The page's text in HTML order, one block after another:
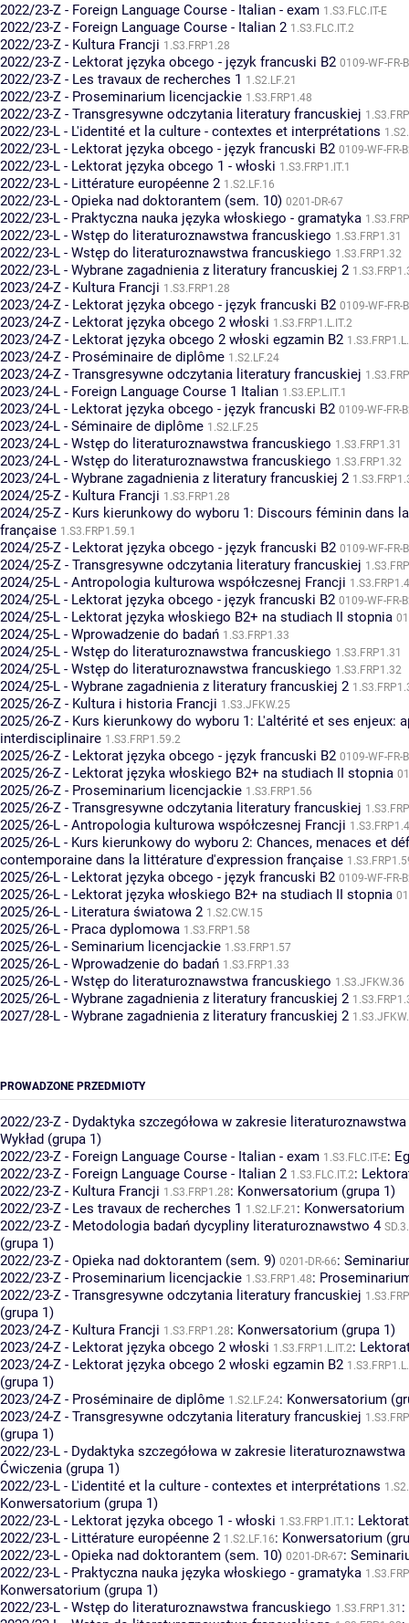
2022/23-Z - Foreign Language Course - Italian - exam 1.S3.FLC.IT-E
2022/23-Z - Foreign Language Course - Italian 2 1.S3.FLC.IT.2
2022/23-Z - Kultura Francji 1.S3.FRP1.28
2022/23-Z - Lektorat języka obcego - język francuski B2 0109-WF-FR-
2022/23-Z - Les travaux de recherches 1 1.S2.LF.21
2022/23-Z - Proseminarium licencjackie 1.S3.FRP1.48
2022/23-Z - Transgresywne odczytania literatury francuskiej
2022/23-L - L'identité et la culture - contextes et interprétations
2022/23-L - Lektorat języka obcego - język francuski B2 0109-WF-FR-
2022/23-L - Lektorat języka obcego 1 - włoski 1.S3.FRP1.IT.1
2022/23-L - Littérature européenne 2 1.S2.LF.16
2022/23-L - Opieka nad doktorantem (sem. 10) 0201-DR-67
2022/23-L - Praktyczna nauka języka włoskiego - gramatyka
2022/23-L - Wstęp do literaturoznawstwa francuskiego 1.S3.FRP1.31
2022/23-L - Wstęp do literaturoznawstwa francuskiego 1.S3.FRP1.32
2022/23-L - Wybrane zagadnienia z literatury francuskiej 2
2023/24-Z - Kultura Francji 1.S3.FRP1.28
2023/24-Z - Lektorat języka obcego - język francuski B2 0109-WF-FR-
2023/24-Z - Lektorat języka obcego 2 włoski 1.S3.FRP1.L.IT.2
2023/24-Z - Lektorat języka obcego 2 włoski egzamin B2
2023/24-Z - Proséminaire de diplôme 1.S2.LF.24
2023/24-Z - Transgresywne odczytania literatury francuskiej
2023/24-L - Foreign Language Course 1 Italian 1.S3.EP.L.IT.1
2023/24-L - Lektorat języka obcego - język francuski B2 0109-WF-FR-
2023/24-L - Séminaire de diplôme 1.S2.LF.25
2023/24-L - Wstęp do literaturoznawstwa francuskiego 1.S3.FRP1.31
2023/24-L - Wstęp do literaturoznawstwa francuskiego 1.S3.FRP1.32
2023/24-L - Wybrane zagadnienia z literatury francuskiej 2
2024/25-Z - Kultura Francji 1.S3.FRP1.28
2024/25-Z - Kurs kierunkowy do wyboru 1: Discours féminin dans
française 1.S3.FRP1.59.1
2024/25-Z - Lektorat języka obcego - język francuski B2 0109-WF-FR-
2024/25-Z - Transgresywne odczytania literatury francuskiej
2024/25-L - Antropologia kulturowa współczesnej Francji
2024/25-L - Lektorat języka obcego - język francuski B2 0109-WF-FR-
2024/25-L - Lektorat języka włoskiego B2+ na studiach II stopnia
2024/25-L - Wprowadzenie do badań 1.S3.FRP1.33
2024/25-L - Wstęp do literaturoznawstwa francuskiego 1.S3.FRP1.31
2024/25-L - Wstęp do literaturoznawstwa francuskiego 1.S3.FRP1.32
2024/25-L - Wybrane zagadnienia z literatury francuskiej 2
2025/26-Z - Kultura i historia Francji 1.S3.JFKW.25
2025/26-Z - Kurs kierunkowy do wyboru 1: L'altérité et ses enjeux:
interdisciplinaire 1.S3.FRP1.59.2
2025/26-Z - Lektorat języka obcego - język francuski B2 0109-WF-FR-
2025/26-Z - Lektorat języka włoskiego B2+ na studiach II stopnia
2025/26-Z - Proseminarium licencjackie 1.S3.FRP1.56
2025/26-Z - Transgresywne odczytania literatury francuskiej
2025/26-L - Antropologia kulturowa współczesnej Francji
2025/26-L - Kurs kierunkowy do wyboru 2: Chances, menaces et
contemporaine dans la littérature d'expression française
2025/26-L - Lektorat języka obcego - język francuski B2 0109-WF-FR-
2025/26-L - Lektorat języka włoskiego B2+ na studiach II stopnia
2025/26-L - Literatura światowa 2 1.S2.CW.15
2025/26-L - Praca dyplomowa 1.S3.FRP1.58
2025/26-L - Seminarium licencjackie 1.S3.FRP1.57
2025/26-L - Wprowadzenie do badań 1.S3.FRP1.33
2025/26-L - Wstęp do literaturoznawstwa francuskiego 1.S3.JFKW.36
2025/26-L - Wybrane zagadnienia z literatury francuskiej 2
2027/28-L - Wybrane zagadnienia z literatury francuskiej 2
PROWADZONE PRZEDMIOTY
2022/23-Z - Dydaktyka szczegółowa w zakresie literaturoznawstwa
Wykład (grupa 1)
2022/23-Z - Foreign Language Course - Italian - exam 1.S3.FLC.IT-E:
2022/23-Z - Foreign Language Course - Italian 2 1.S3.FLC.IT.2:
2022/23-Z - Kultura Francji 1.S3.FRP1.28: Konwersatorium (grupa 1)
2022/23-Z - Les travaux de recherches 1 1.S2.LF.21 : Konwersatorium
2022/23-Z - Metodologia badań dycypliny literaturoznawstwo 4
(grupa 1)
2022/23-Z - Opieka nad doktorantem (sem. 9) 0201-DR-66:
2022/23-Z - Proseminarium licencjackie 1.S3.FRP1.48:
2022/23-Z - Transgresywne odczytania literatury francuskiej
(grupa 1)
2023/24-Z - Kultura Francji 1.S3.FRP1.28: Konwersatorium (grupa 1)
2023/24-Z - Lektorat języka obcego 2 włoski 1.S3.FRP1.L.IT.2:
2023/24-Z - Lektorat języka obcego 2 włoski egzamin B2
(grupa 1)
2023/24-Z - Proséminaire de diplôme 1.S2.LF.24: Konwersatorium
2023/24-Z - Transgresywne odczytania literatury francuskiej
(grupa 1)
2022/23-L - Dydaktyka szczegółowa w zakresie literaturoznawstwa
Ćwiczenia (grupa 1)
2022/23-L - L'identité et la culture - contextes et interprétations
Konwersatorium (grupa 1)
2022/23-L - Lektorat języka obcego 1 - włoski 1.S3.FRP1.IT.1 :
2022/23-L - Littérature européenne 2 1.S2.LF.16: Konwersatorium
2022/23-L - Opieka nad doktorantem (sem. 10) 0201-DR-67:
2022/23-L - Praktyczna nauka języka włoskiego - gramatyka
Konwersatorium (grupa 1)
2022/23-L - Wstęp do literaturoznawstwa francuskiego 1.S3.FRP1.31 :